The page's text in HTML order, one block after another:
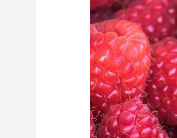
Powerful
Duo:
Benefits
of
NAD
and
Glutathione